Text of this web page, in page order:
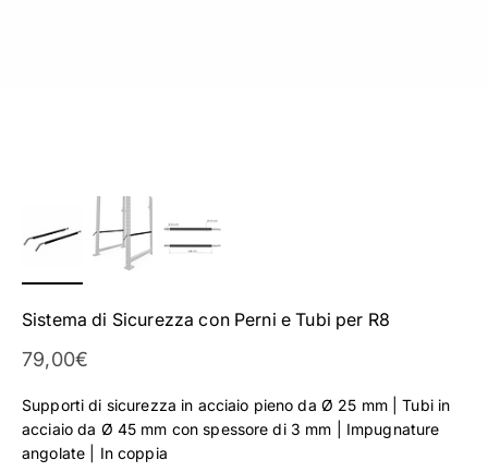
Sistema di Sicurezza con Perni e Tubi per R8
Prezzo scontato
79,00€
Supporti di sicurezza in acciaio pieno da Ø 25 mm | Tubi in
acciaio da Ø 45 mm con spessore di 3 mm | Impugnature
angolate | In coppia